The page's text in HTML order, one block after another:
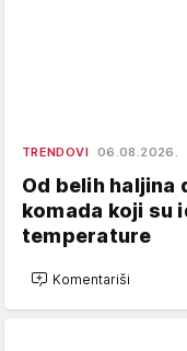
TRENDOVI 06.08.2026.
Od belih haljina
komada koji su
temperature
Komentariši